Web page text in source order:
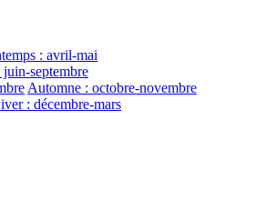
: avril-mai
juin-septembre
Automne : octobre-novembre
: décembre-mars